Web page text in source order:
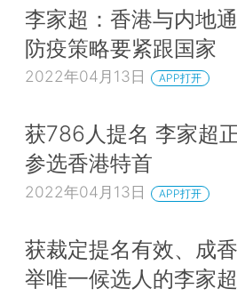
李家超：香港与内地
防疫策略要紧跟国家
2022年04月13日 APP打开
获786人提名 李家超
参选香港特首
2022年04月13日 APP打开
获裁定提名有效、成
举唯一候选人的李家